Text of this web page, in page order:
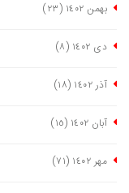
بهمن ١٤٠٢ (٢٣)
دی ١٤٠٢ (٨)
آذر ١٤٠٢ (١٨)
آبان ١٤٠٢ (١٥)
مهر ١٤٠٢ (٧١)